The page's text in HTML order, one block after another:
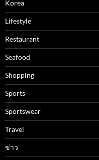
Korea
Lifestyle
Restaurant
Seafood
Shopping
Sports
Sportswear
Travel
ข่าว